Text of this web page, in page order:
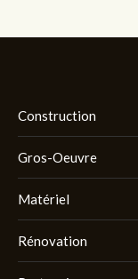
Construction
Gros-Oeuvre
Matériel
Rénovation